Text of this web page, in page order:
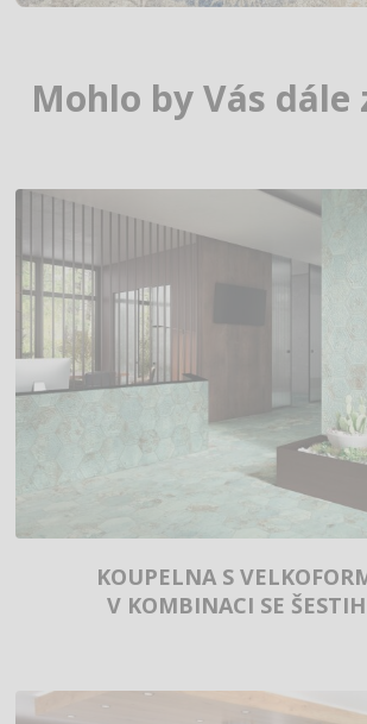
Mohlo by Vás
KOUPELNA S
V KOMBINACI SE